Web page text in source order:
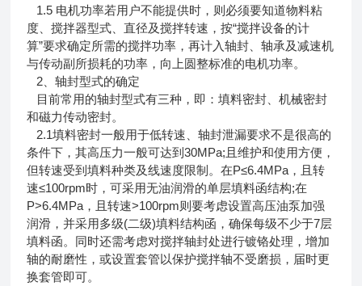
1.5 电机功率若用户不能提供时，则必须要知道物料粘
度、搅拌器型式、直径及搅拌转速，按“搅拌设备的计
算”要求确定所需的搅拌功率，再计入轴封、轴承及减速机
与传动副所损耗的功率，向上圆整标准的电机功率。
2、轴封型式的确定
目前常用的轴封型式有三种，即：填料密封、机械密封
和磁力传动密封。
2.1填料密封一般用于低转速、轴封泄漏要求不是很高的
条件下，其高压力一般可达到30MPa;且维护和使用方便，
但转速受到填料种类及线速度限制。在P≤6.4MPa，且转
速≤100rpm时，可采用无油润滑的单层填料函结构;在
P>6.4MPa，且转速>100rpm则要考虑设置高压油泵加强
润滑，并采用多级(二级)填料结构函，确保每级不少于7层
填料函。同时还需考虑对搅拌轴封处进行镀铬处理，增加
轴的耐磨性，或设置套管以保护搅拌轴不受磨损，届时更
换套管即可。